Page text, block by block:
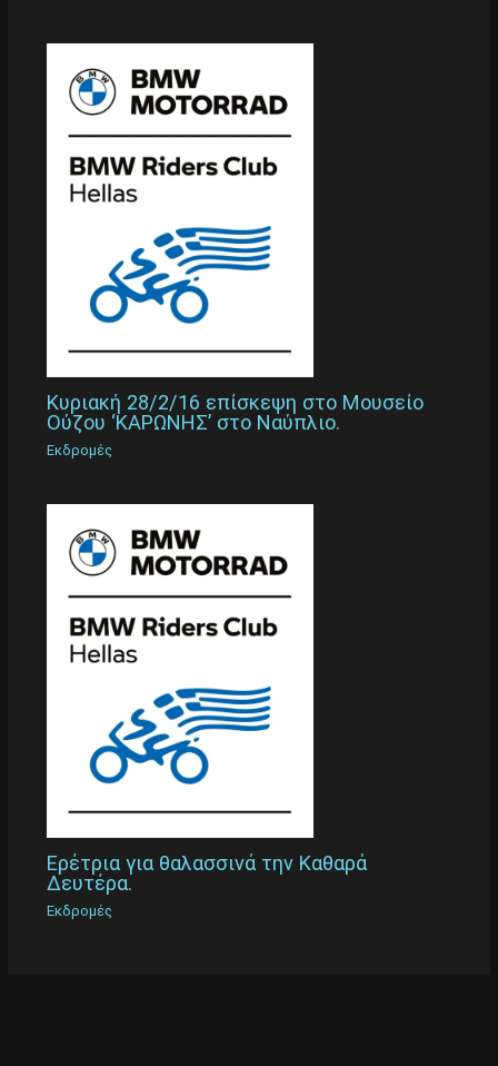
Κυριακή 28/2/16 επίσκεψη στο Μουσείο
Ούζου ‘ΚΑΡΩΝΗΣ’ στο Ναύπλιο.
Εκδρομές
Ερέτρια για θαλασσινά την Καθαρά
Δευτέρα.
Εκδρομές